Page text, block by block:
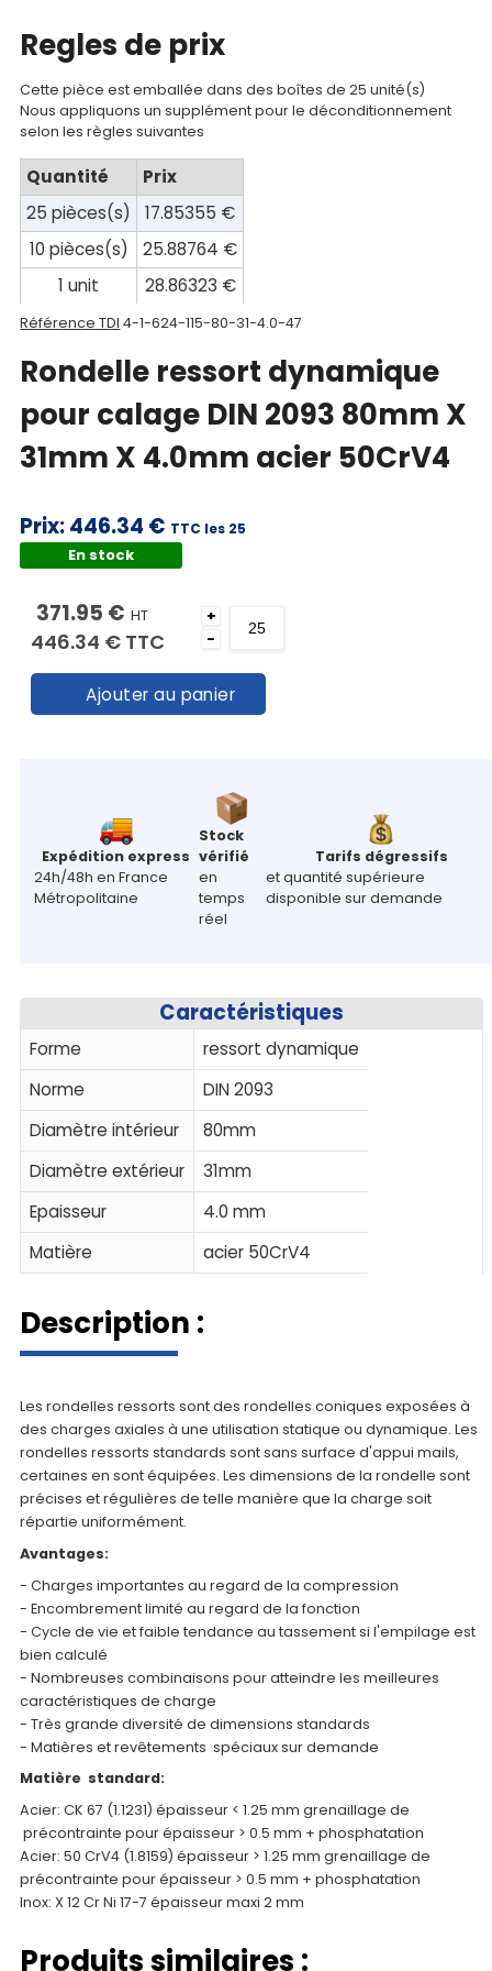
Mon
compte
Mon
panier
Contact
Regles de prix
Cette pièce est emballée dans des boîtes de 25 unité(s)
Nous appliquons un supplément pour le déconditionnement
selon les règles suivantes
Quantité
Prix
25 pièces(s)
17.85355 €
10 pièces(s)
25.88764 €
1 unit
28.86323 €
Référence TDI 4-1-624-115-80-31-4.0-47
Rondelle ressort dynamique
pour calage DIN 2093 80mm X
31mm X 4.0mm acier 50CrV4
Prix:446.34 € TTC les 25
En stock
371.95 € HT
446.34 € TTC
+
-
Ajouter au panier
Expédition express
24h/48h en France
Métropolitaine
Stock
vérifié
en
temps
réel
Tarifs dégressifs
et quantité supérieure
disponible sur demande
Caractéristiques
Forme
ressort dynamique
Norme
DIN 2093
Diamètre intérieur
80mm
Diamètre extérieur
31mm
Epaisseur
4.0 mm
Matière
acier 50CrV4
Description :
Les rondelles ressorts sont des rondelles coniques exposées à
des charges axiales à une utilisation statique ou dynamique. Les
rondelles ressorts standards sont sans surface d'appui mails,
certaines en sont équipées. Les dimensions de la rondelle sont
précises et régulières de telle manière que la charge soit
répartie uniformément.
Avantages:
- Charges importantes au regard de la compression
- Encombrement limité au regard de la fonction
- Cycle de vie et faible tendance au tassement si l'empilage est
bien calculé
- Nombreuses combinaisons pour atteindre les meilleures
caractéristiques de charge
- Très grande diversité de dimensions standards
- Matières et revêtements spéciaux sur demande
Matière standard:
Acier: CK 67 (1.1231) épaisseur < 1.25 mm grenaillage de
précontrainte pour épaisseur > 0.5 mm + phosphatation
Acier: 50 CrV4 (1.8159) épaisseur > 1.25 mm grenaillage de
précontrainte pour épaisseur > 0.5 mm + phosphatation
Inox: X 12 Cr Ni 17-7 épaisseur maxi 2 mm
Produits similaires :